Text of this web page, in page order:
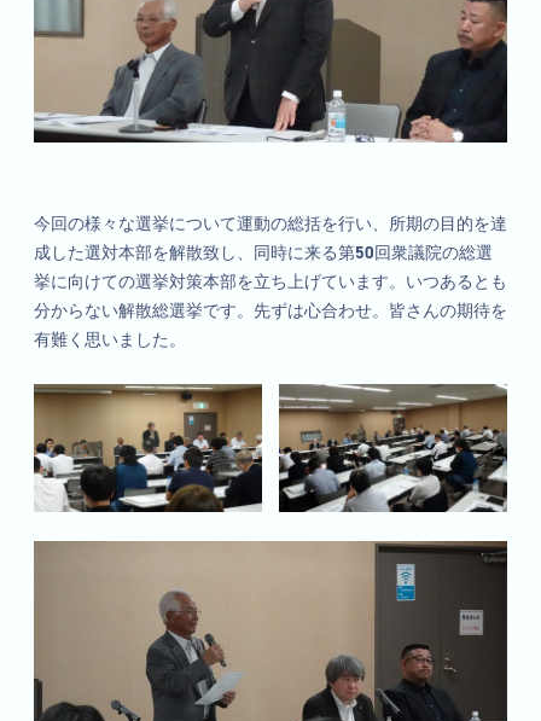
今回の様々な選挙について運動の総括を行い、所期の目的を達
成した選対本部を解散致し、同時に来る第50回衆議院の総選
挙に向けての選挙対策本部を立ち上げています。いつあるとも
分からない解散総選挙です。先ずは心合わせ。皆さんの期待を
有難く思いました。